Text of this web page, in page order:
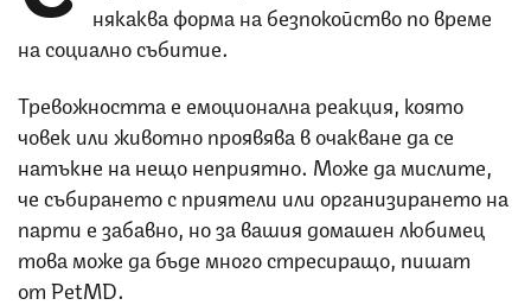
някаква форма на безпокойство по време
на социално събитие.
Тревожността е емоционална реакция, която
човек или животно проявява в очакване да се
натъкне на нещо неприятно. Може да мислите,
че събирането с приятели или организирането на
парти е забавно, но за вашия домашен любимец
това може да бъде много стресиращо, пишат
от PetMD.